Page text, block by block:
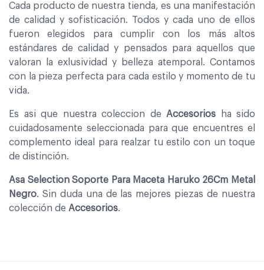
Cada producto de nuestra tienda, es una manifestación
de calidad y sofisticación. Todos y cada uno de ellos
fueron elegidos para cumplir con los más altos
estándares de calidad y pensados para aquellos que
valoran la exlusividad y belleza atemporal. Contamos
con la pieza perfecta para cada estilo y momento de tu
vida.
Es asi que nuestra coleccion de Accesorios ha sido
cuidadosamente seleccionada para que encuentres el
complemento ideal para realzar tu estilo con un toque
de distinción.
Asa Selection Soporte Para Maceta Haruko 26Cm Metal
Negro. Sin duda una de las mejores piezas de nuestra
colección de Accesorios.